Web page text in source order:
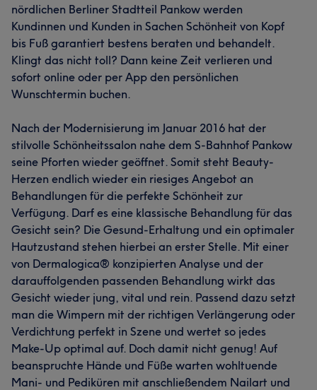
nördlichen Berliner Stadtteil Pankow werden
Kundinnen und Kunden in Sachen Schönheit von Kopf
bis Fuß garantiert bestens beraten und behandelt.
Klingt das nicht toll? Dann keine Zeit verlieren und
sofort online oder per App den persönlichen
Wunschtermin buchen.
Nach der Modernisierung im Januar 2016 hat der
stilvolle Schönheitssalon nahe dem S-Bahnhof Pankow
seine Pforten wieder geöffnet. Somit steht Beauty-
Herzen endlich wieder ein riesiges Angebot an
Behandlungen für die perfekte Schönheit zur
Verfügung. Darf es eine klassische Behandlung für das
Gesicht sein? Die Gesund-Erhaltung und ein optimaler
Hautzustand stehen hierbei an erster Stelle. Mit einer
von Dermalogica® konzipierten Analyse und der
darauffolgenden passenden Behandlung wirkt das
Gesicht wieder jung, vital und rein. Passend dazu setzt
man die Wimpern mit der richtigen Verlängerung oder
Verdichtung perfekt in Szene und wertet so jedes
Make-Up optimal auf. Doch damit nicht genug! Auf
beanspruchte Hände und Füße warten wohltuende
Mani- und Pediküren mit anschließendem Nailart und